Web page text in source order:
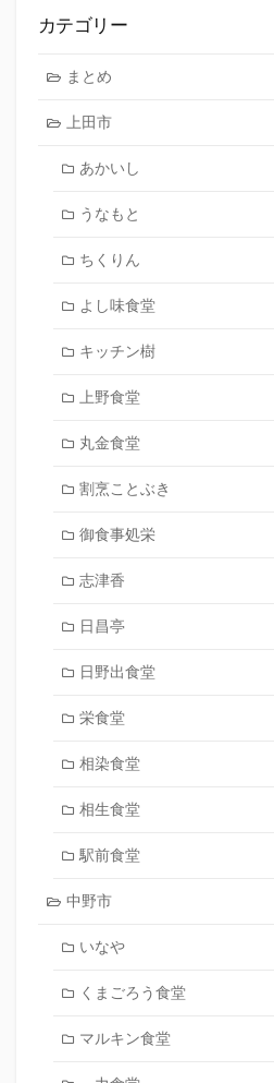
カテゴリー
まとめ
上田市
あかいし
うなもと
ちくりん
よし味食堂
キッチン樹
上野食堂
丸金食堂
割烹ことぶき
御食事処栄
志津香
日昌亭
日野出食堂
栄食堂
相染食堂
相生食堂
駅前食堂
中野市
いなや
くまごろう食堂
マルキン食堂